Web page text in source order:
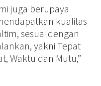
juga berupaya
kualitas
sesuai dengan
yakni Tepat
Waktu dan Mutu,”